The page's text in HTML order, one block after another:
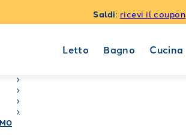
Saldi: ricevi il coupon
Letto Bagno Cucina